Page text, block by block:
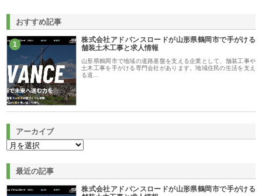
おすすめ記事
1
株式会社アドバンスロードが山形県鶴岡市で手がける
舗装土木工事と求人情報
山形県鶴岡市で地域の道路基盤を支える企業として、舗装工事や
土木工事を手がける専門会社があります。地域住民の生活を支え
る道…
アーカイブ
最近の記事
株式会社アドバンスロードが山形県鶴岡市で手がける